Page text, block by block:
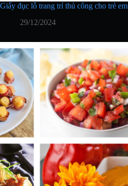
Giấy đục lỗ trang trí thủ công cho trẻ em
29/12/2024